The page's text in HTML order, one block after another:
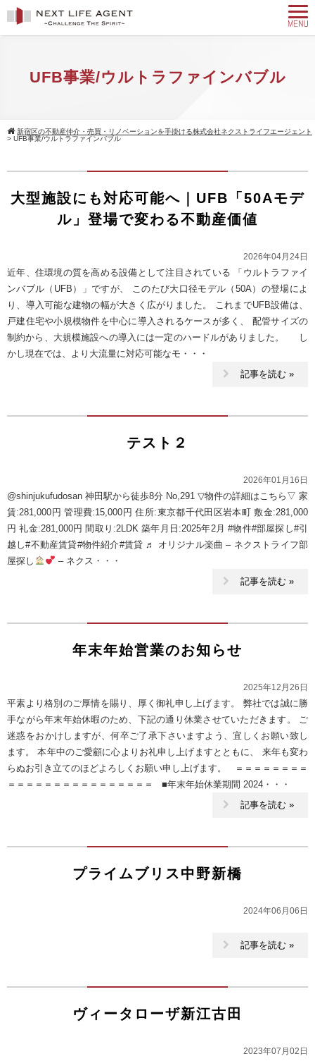
UFB事業/ウルトラファインバブル
新宿区の不動産仲介・売買・リノベーションを手掛ける株式会社ネクストライフエージェント
> UFB事業/ウルトラファインバブル
大型施設にも対応可能へ｜UFB「50Aモデ
ル」登場で変わる不動産価値
2026年04月24日
近年、住環境の質を高める設備として注目されている 「ウルトラファイ
ンバブル（UFB）」ですが、 このたび大口径モデル（50A）の登場によ
り、導入可能な建物の幅が大きく広がりました。 これまでUFB設備は、
戸建住宅や小規模物件を中心に導入されるケースが多く、 配管サイズの
制約から、大規模施設への導入には一定のハードルがありました。 し
かし現在では、より大流量に対応可能なモ・・・
記事を読む »
テスト２
2026年01月16日
@shinjukufudosan 神田駅から徒歩8分 No,291 ▽物件の詳細はこちら▽ 家
賃:281,000円 管理費:15,000円 住所:東京都千代田区岩本町 敷金:281,000
円 礼金:281,000円 間取り:2LDK 築年月日:2025年2月 #物件#部屋探し#引
越し#不動産賃貸#物件紹介#賃貸 ♬ オリジナル楽曲 – ネクストライフ部
屋探し
– ネクス・・・
記事を読む »
年末年始営業のお知らせ
2025年12月26日
平素より格別のご厚情を賜り、厚く御礼申し上げます。 弊社では誠に勝
手ながら年末年始休暇のため、下記の通り休業させていただきます。 ご
迷惑をおかけしますが、何卒ご了承下さいますよう、宜しくお願い致し
ます。 本年中のご愛顧に心よりお礼申し上げますとともに、 来年も変わ
らぬお引き立てのほどよろしくお願い申し上げます。 ＝＝＝＝＝＝＝＝
＝＝＝＝＝＝＝＝＝＝＝＝＝＝＝＝ ■年末年始休業期間 2024・・・
記事を読む »
プライムブリス中野新橋
2024年06月06日
記事を読む »
ヴィータローザ新江古田
2023年07月02日